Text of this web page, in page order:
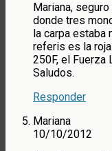
Mariana,
donde tres
la carpa estaba
referis es la
250F, el Fuerza
Saludos.
Responder
Mariana
10/10/2012